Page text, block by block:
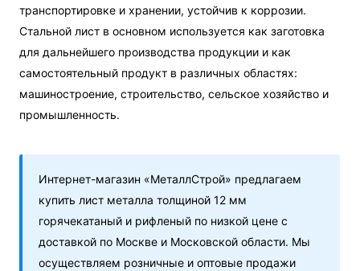
транспортировке и хранении, устойчив к коррозии.
Стальной лист в основном используется как заготовка
для дальнейшего производства продукции и как
самостоятельный продукт в различных областях:
машиностроение, строительство, сельское хозяйство и
промышленность.
Интернет-магазин «МеталлСтрой» предлагаем
купить лист металла толщиной 12 мм
горячекатаный и рифленый по низкой цене с
доставкой по Москве и Московской области. Мы
осуществляем розничные и оптовые продажи